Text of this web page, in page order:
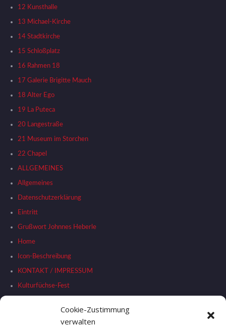
Cookie-Zustimmung
verwalten
12 Kunsthalle
13 Michael-Kirche
14 Stadtkirche
15 Schloßplatz
16 Rahmen 18
17 Galerie Brigitte Mauch
18 Alter Ego
19 La Puteca
20 Langestraße
21 Museum im Storchen
22 Chapel
ALLGEMEINES
Allgemeines
Datenschutzerklärung
Eintritt
Grußwort Johnnes Heberle
Home
Icon-Beschreibung
KONTAKT / IMPRESSUM
Kulturfüchse-Fest
RAHMENPROGRAMM